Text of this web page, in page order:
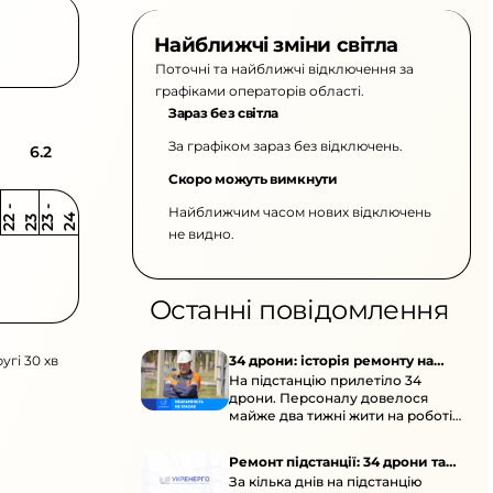
6.2
2 2
-
2 3 2 3
-
2 4
30 хв
Найближчі зміни світла
Поточні та найближчі відключення за
графіками операторів області.
Зараз без світла
За графіком зараз без відключень.
Скоро можуть вимкнути
Найближчим часом нових відключень
не видно.
Останні повідомлення
34 дрони: історія ремонту на
підстанції
На підстанцію прилетіло 34
дрони. Персоналу довелося
майже два тижні жити на роботі
Ремонт підстанції: 34 дрони та
окупація
За кілька днів на підстанцію